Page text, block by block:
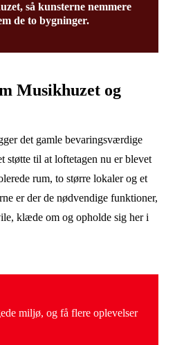
så kunsterne nemmere
de to bygninger.
Musikhuzet og
det gamle bevaringsværdige
støtte til at loftetagen nu er blevet
rum, to større lokaler og et
er der de nødvendige funktioner,
klæde om og opholde sig her i
miljø, og få flere oplevelser